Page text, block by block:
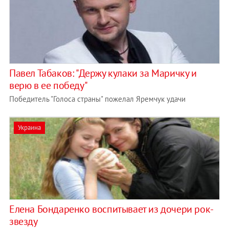
Павел Табаков: "Держу кулаки за Маричку и
верю в ее победу"
Победитель "Голоса страны" пожелал Яремчук удачи
Украина
Елена Бондаренко воспитывает из дочери рок-
звезду